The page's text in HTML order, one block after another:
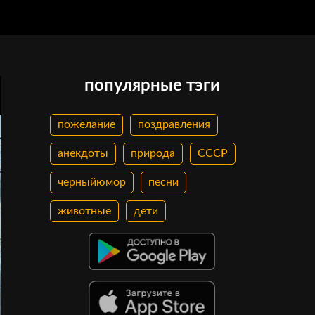
популярные тэги
пожелание поздравления
анекдоты природа СССР
черныйюмор песни
животные дети